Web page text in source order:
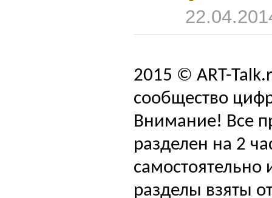
2015 © ART-
сообщество
Внимание! Все
разделен на 2
самостоятельно
разделы взяты